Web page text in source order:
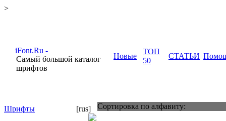
>
Самый большой каталог
шрифтов
Новые
ТОП
50
СТАТЬИ
Шрифты
[rus]
Сортировка по алфавиту: